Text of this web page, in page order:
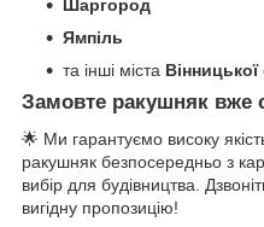
Шаргород
Ямпіль
та інші міста Вінницької
Замовте ракушняк вже
🌟 Ми гарантуємо високу
ракушняк безпосередньо з
вибір для будівництва.
вигідну пропозицію!